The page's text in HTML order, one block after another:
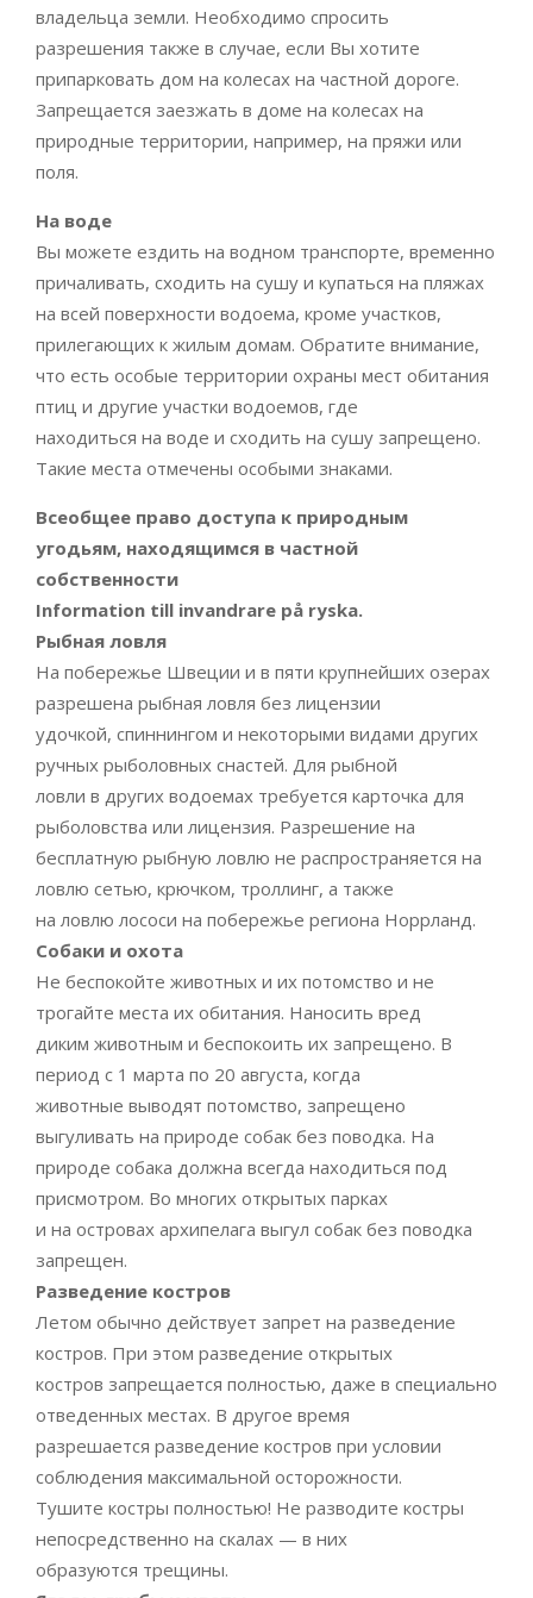
владельца земли. Необходимо спросить
разрешения также в случае, если Вы хотите
припарковать дом на колесах на частной дороге.
Запрещается заезжать в доме на колесах на
природные территории, например, на пряжи или
поля.
На воде
Вы можете ездить на водном транспорте, временно
причаливать, сходить на сушу и купаться на пляжах
на всей поверхности водоема, кроме участков,
прилегающих к жилым домам. Обратите внимание,
что есть особые территории охраны мест обитания
птиц и другие участки водоемов, где
находиться на воде и сходить на сушу запрещено.
Такие места отмечены особыми знаками.
Всеобщее право доступа к природным
угодьям, находящимся в частной
собственности
Information till invandrare på ryska.
Рыбная ловля
На побережье Швеции и в пяти крупнейших озерах
разрешена рыбная ловля без лицензии
удочкой, спиннингом и некоторыми видами других
ручных рыболовных снастей. Для рыбной
ловли в других водоемах требуется карточка для
рыболовства или лицензия. Разрешение на
бесплатную рыбную ловлю не распространяется на
ловлю сетью, крючком, троллинг, а также
на ловлю лососи на побережье региона Норрланд.
Собаки и охота
Не беспокойте животных и их потомство и не
трогайте места их обитания. Наносить вред
диким животным и беспокоить их запрещено. В
период с 1 марта по 20 августа, когда
животные выводят потомство, запрещено
выгуливать на природе собак без поводка. На
природе собака должна всегда находиться под
присмотром. Во многих открытых парках
и на островах архипелага выгул собак без поводка
запрещен.
Разведение костров
Летом обычно действует запрет на разведение
костров. При этом разведение открытых
костров запрещается полностью, даже в специально
отведенных местах. В другое время
разрешается разведение костров при условии
соблюдения максимальной осторожности.
Тушите костры полностью! Не разводите костры
непосредственно на скалах — в них
образуются трещины.